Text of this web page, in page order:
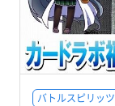
バトルスピリッツ